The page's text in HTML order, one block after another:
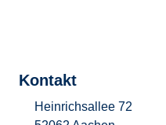
Kontakt
Heinrichsallee 72